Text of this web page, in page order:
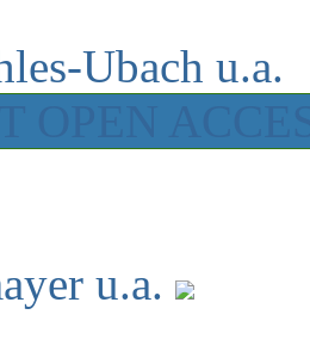
Ubach u.a.
u.a.